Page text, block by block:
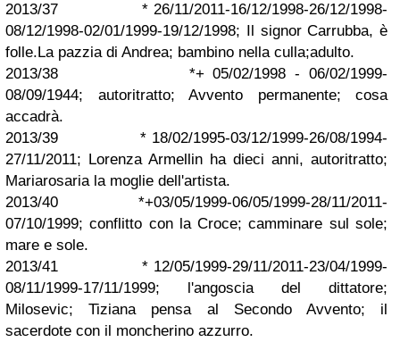
2013/37 * 26/11/2011-16/12/1998-26/12/1998-
08/12/1998-02/01/1999-19/12/1998; Il signor Carrubba, è
folle.La pazzia di Andrea; bambino nella culla;adulto.
2013/38 *+ 05/02/1998 - 06/02/1999-
08/09/1944; autoritratto; Avvento permanente; cosa
accadrà.
2013/39 * 18/02/1995-03/12/1999-26/08/1994-
27/11/2011; Lorenza Armellin ha dieci anni, autoritratto;
Mariarosaria la moglie dell'artista.
2013/40 *+03/05/1999-06/05/1999-28/11/2011-
07/10/1999; conflitto con la Croce; camminare sul sole;
mare e sole.
2013/41 * 12/05/1999-29/11/2011-23/04/1999-
08/11/1999-17/11/1999; l'angoscia del dittatore;
Milosevic; Tiziana pensa al Secondo Avvento; il
sacerdote con il moncherino azzurro.